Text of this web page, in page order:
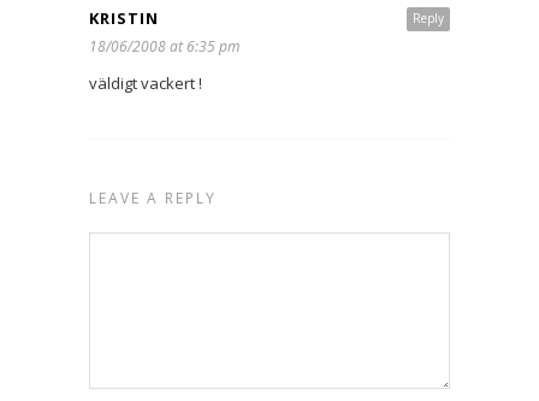
Reply
KRISTIN
18/06/2008 at 6:35 pm
väldigt vackert !
LEAVE A REPLY